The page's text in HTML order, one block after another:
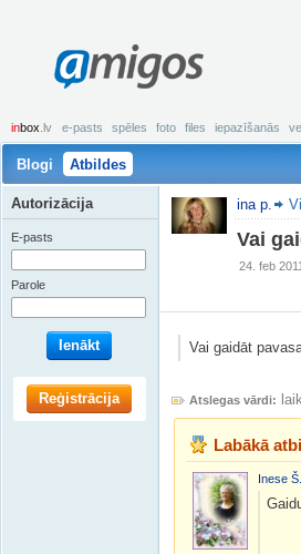
amigos
inbox .lv e-pasts spēles foto files iepazīšanās
Blogi Atbildes
ina p.
Vai
24. feb
Vai gaidāt
Atslegas vārdi:
Labākā
Inese Š.
Autorizācija
E-pasts
Parole
Ienākt
Reģistrācija